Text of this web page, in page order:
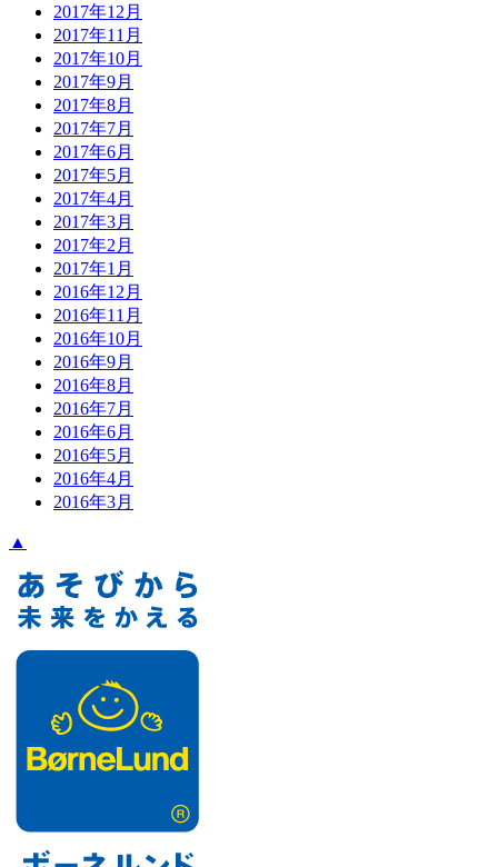
2017年12月
2017年11月
2017年10月
2017年9月
2017年8月
2017年7月
2017年6月
2017年5月
2017年4月
2017年3月
2017年2月
2017年1月
2016年12月
2016年11月
2016年10月
2016年9月
2016年8月
2016年7月
2016年6月
2016年5月
2016年4月
2016年3月
▲